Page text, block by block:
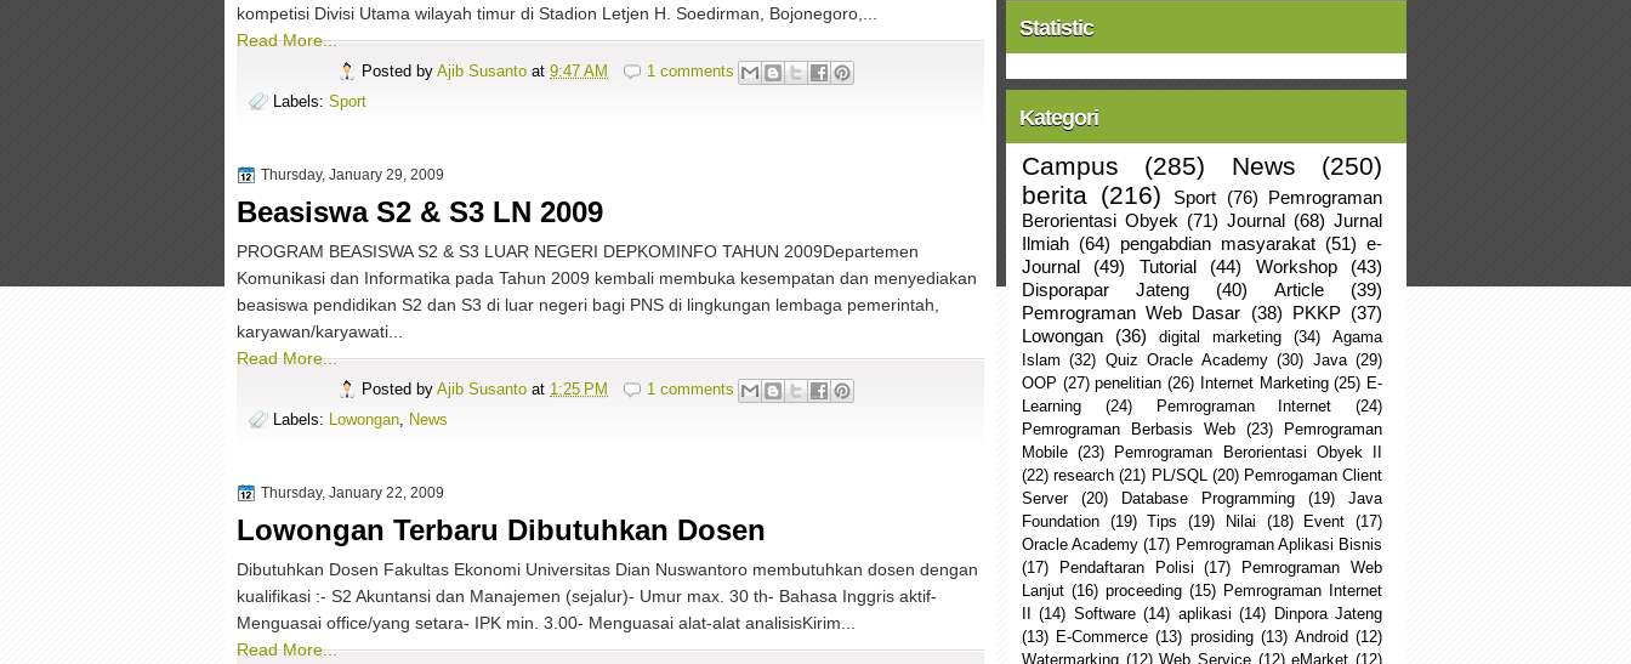
kompetisi Divisi Utama wilayah timur di Stadion Letjen H. Soedirman, Bojonegoro,...
Read More...
Posted by Ajib Susanto at 9:47 AM
1 comments
Labels: Sport
Thursday, January 29, 2009
Beasiswa S2 & S3 LN 2009
PROGRAM BEASISWA S2 & S3 LUAR NEGERI DEPKOMINFO TAHUN 2009Departemen
Komunikasi dan Informatika pada Tahun 2009 kembali membuka kesempatan dan menyediakan
beasiswa pendidikan S2 dan S3 di luar negeri bagi PNS di lingkungan lembaga pemerintah,
karyawan/karyawati...
Read More...
Posted by Ajib Susanto at 1:25 PM
1 comments
Labels: Lowongan, News
Thursday, January 22, 2009
Lowongan Terbaru Dibutuhkan Dosen
Dibutuhkan Dosen Fakultas Ekonomi Universitas Dian Nuswantoro membutuhkan dosen dengan
kualifikasi :- S2 Akuntansi dan Manajemen (sejalur)- Umur max. 30 th- Bahasa Inggris aktif-
Menguasai office/yang setara- IPK min. 3.00- Menguasai alat-alat analisisKirim...
Read More...
Statistic
Kategori
Campus (285) News
(250)
berita (216) Sport (76) Pemrograman
Berorientasi Obyek (71) Journal (68) Jurnal
Ilmiah (64) pengabdian masyarakat (51) e-
Journal
(49) Tutorial (44) Workshop
(43)
Disporapar Jateng
(40) Article
(39)
Pemrograman Web Dasar (38) PKKP (37)
Lowongan
(36) digital marketing (34)
Agama
Islam (32) Quiz Oracle Academy (30) Java (29)
OOP (27) penelitian (26) Internet Marketing (25) E-
Learning
(24) Pemrograman Internet
(24)
Pemrograman Berbasis Web (23)
Pemrograman
Mobile (23)
Pemrograman Berorientasi Obyek II
(22) research (21) PL/SQL (20) Pemrogaman Client
Server
(20) Database Programming (19)
Java
Foundation (19) Tips (19) Nilai (18) Event
(17)
Oracle Academy (17) Pemrograman Aplikasi Bisnis
(17)
Pendaftaran Polisi (17)
Pemrograman Web
Lanjut (16) proceeding (15) Pemrograman Internet
(14) Software (14) aplikasi (14) Dinpora Jateng
(13) E-Commerce (13) prosiding (13) Android (12)
Watermarking (12) Web Service (12) eMarket (12)